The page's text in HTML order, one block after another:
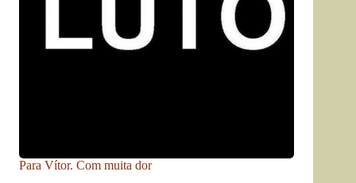
Para Vítor. Com muita dor